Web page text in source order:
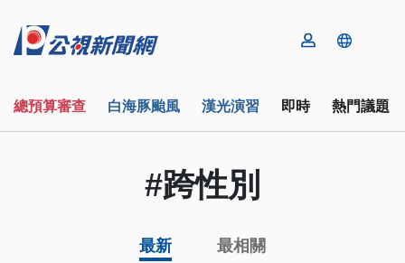
總預算審查 白海豚颱風 漢光演習 即時 熱門議題
#跨性別
最新 最相關